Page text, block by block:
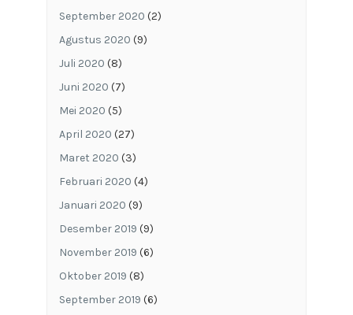
September 2020 (2)
Agustus 2020 (9)
Juli 2020 (8)
Juni 2020 (7)
Mei 2020 (5)
April 2020 (27)
Maret 2020 (3)
Februari 2020 (4)
Januari 2020 (9)
Desember 2019 (9)
November 2019 (6)
Oktober 2019 (8)
September 2019 (6)